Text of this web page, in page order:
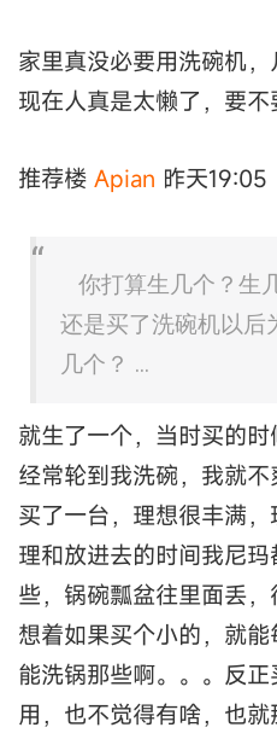
家里真没必要用洗碗机，
现在人真是太懒了，要
推荐楼 Apian 昨天19:05
你打算生几个？生
还是买了洗碗机以后
几个？ ...
就生了一个，当时买的时
经常轮到我洗碗，我就
买了一台，理想很丰满
理和放进去的时间我尼
些，锅碗瓢盆往里面丢
想着如果买个小的，就
能洗锅那些啊。。。反
用，也不觉得有啥，也就